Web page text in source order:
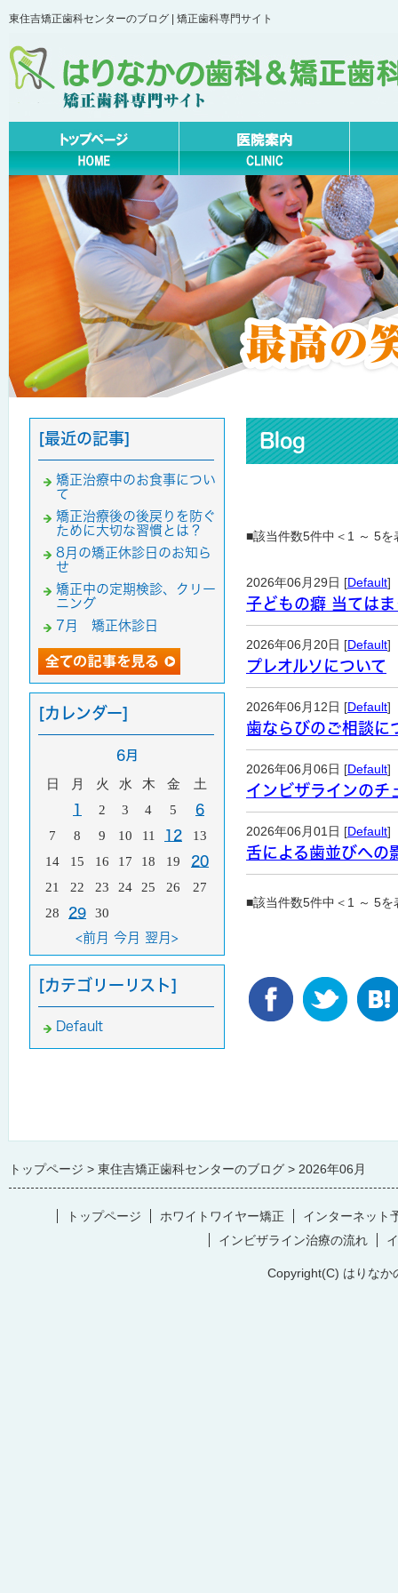
東住吉矯正歯科センターのブログ | 矯正歯科専門サイト
Blog
■該当件数5件中＜1 ～ 5を
2026年06月29日 [Default]
子どもの癖 当ては
2026年06月20日 [Default]
プレオルソについて
2026年06月12日 [Default]
歯ならびのご相談に
2026年06月06日 [Default]
インビザラインのチ
2026年06月01日 [Default]
舌による歯並びへの
■該当件数5件中＜1 ～ 5を
[最近の記事]
矯正治療中のお食事につい
て
矯正治療後の後戻りを防ぐ
ために大切な習慣とは？
8月の矯正休診日のお知ら
せ
矯正中の定期検診、クリー
ニング
7月 矯正休診日
[カレンダー]
6月
日 月 火 水 木 金 土
1 2 3 4 5 6
7 8 9 10 11 12
13
14
15 16 17 18 19 20
21 22 23 24 25 26
27
28
29 30
<前月 今月 翌月>
[カテゴリーリスト]
Default
トップページ 東住吉矯正歯科センターのブログ 2026年06月
トップページ ホワイトワイヤー矯正
インターネット
インビザライン治療の流れ
Copyright(C) はりなか